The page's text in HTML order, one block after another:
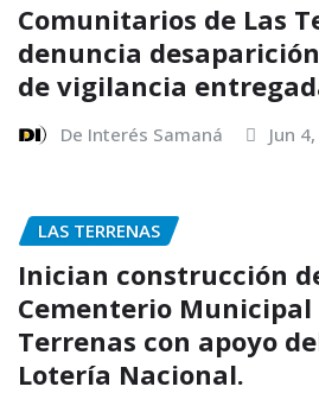
Comunitarios de Las
denuncia
de vigilancia
De Interés Samaná Jun
LAS TERRENAS
Inician construcción
Cementerio Municipal
Terrenas con apoyo
Lotería Nacional.